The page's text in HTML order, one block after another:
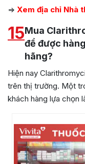
=> Xem địa chỉ Nhà
15Mua
để được
hãng?
Hiện nay
trên thị trường. Một
khách hàng lựa chọn